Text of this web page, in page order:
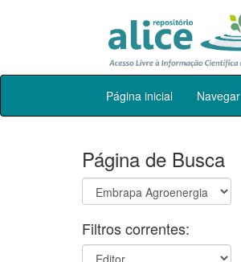
Skip
Página inicial Navegar
Página de Busca
Filtros correntes: